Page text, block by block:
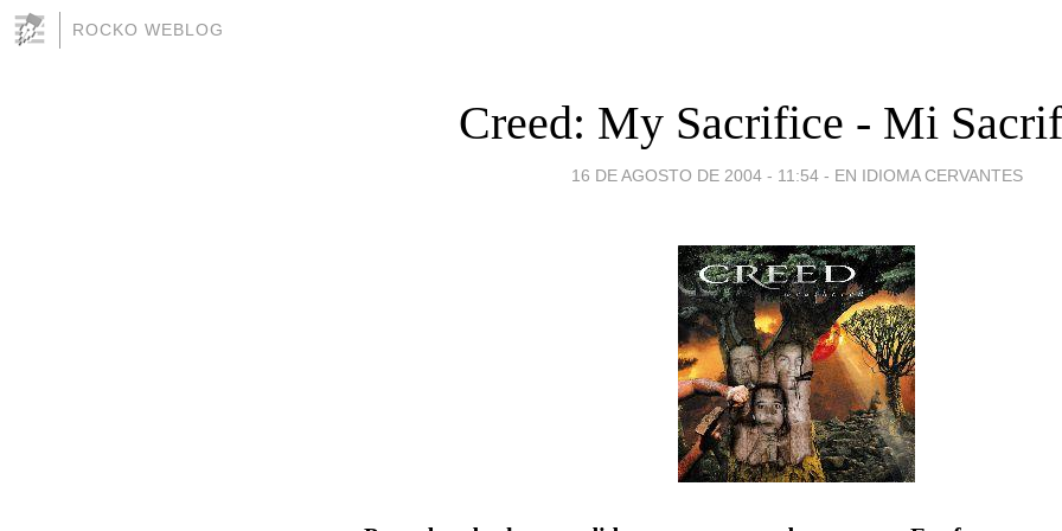
ROCKO WEBLOG
Creed: My Sacrifice - Mi
16 DE AGOSTO DE 2004 - 11:54 - EN IDIOMA CERVANTES